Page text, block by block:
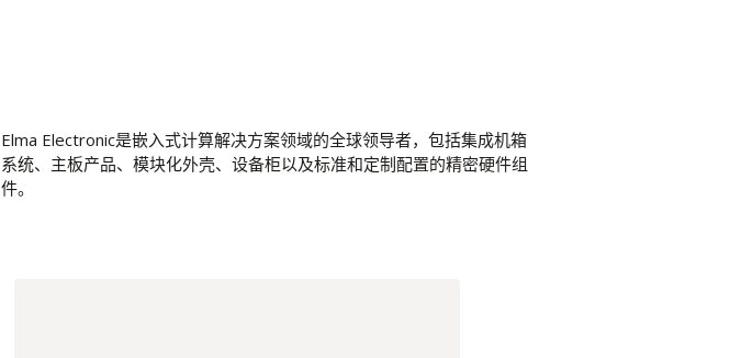
Elma Electronic是嵌入式计算解决方案领域的全球领导者，包括集成机箱
系统、主板产品、模块化外壳、设备柜以及标准和定制配置的精密硬件组
件。